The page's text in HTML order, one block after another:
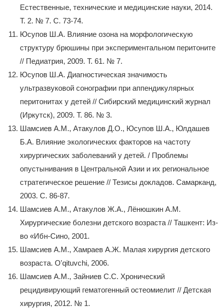
Естественные, технические и медицинские науки, 2014.
Т. 2. № 7. С. 73-74.
Юсупов Ш.А. Влияние озона на морфологическую
структуру брюшины при экспериментальном перитоните
// Педиатрия, 2009. Т. 61. № 7.
Юсупов Ш.А. Диагностическая значимость
ультразвуковой сонографии при аппендикулярных
перитонитах у детей // Сибирский медицинский журнал
(Иркутск), 2009. Т. 86. № 3.
Шамсиев A.M., Атакулов Д.О., Юсупов Ш.А., Юлдашев
Б.А. Влияние экологических факторов на частоту
хирургических заболеваний у детей. / Проблемы
опустынивания в Центральной Азии и их региональное
стратегическое решение // Тезисы докладов. Самарканд,
2003. С. 86-87.
Шамсиев А.М., Атакулов Ж.А., Лёнюшкин А.М.
Хирургические болезни детского возраста // Ташкент: Из-
во «Ибн-Сино, 2001.
Шамсиев А.М., Хамраев А.Ж. Малая хирургия детского
возраста. O'qituvchi, 2006.
Шамсиев А.М., Зайниев С.С. Хронический
рецидивирующий гематогенный остеомиелит // Детская
хирургия, 2012. № 1.